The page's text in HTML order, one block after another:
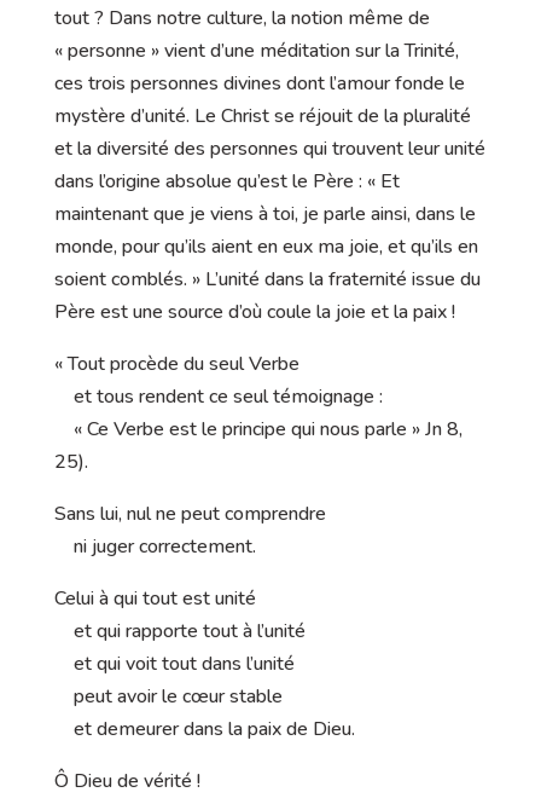
tout ? Dans notre culture, la notion même de
« personne » vient d’une méditation sur la Trinité,
ces trois personnes divines dont l’amour fonde le
mystère d’unité. Le Christ se réjouit de la pluralité
et la diversité des personnes qui trouvent leur unité
dans l’origine absolue qu’est le Père : « Et
maintenant que je viens à toi, je parle ainsi, dans le
monde, pour qu’ils aient en eux ma joie, et qu’ils en
soient comblés. » L’unité dans la fraternité issue du
Père est une source d’où coule la joie et la paix !
« Tout procède du seul Verbe
et tous rendent ce seul témoignage :
« Ce Verbe est le principe qui nous parle » Jn 8,
25).
Sans lui, nul ne peut comprendre
ni juger correctement.
Celui à qui tout est unité
et qui rapporte tout à l’unité
et qui voit tout dans l’unité
peut avoir le cœur stable
et demeurer dans la paix de Dieu.
Ô Dieu de vérité !